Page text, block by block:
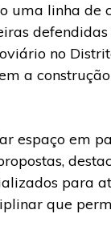
uma linha de
no
a
espaço em
para
que